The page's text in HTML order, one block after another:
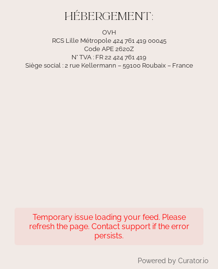
Hébergemen t:
OVH
RCS Lille Métropole 424 761 419 00045
Code APE 2620Z
N° TVA : FR 22 424 761 419
Siège social : 2 rue Kellermann – 59100 Roubaix – France
Temporary issue loading your feed. Please
refresh the page. Contact support if the error
persists.
Powered by Curator.io